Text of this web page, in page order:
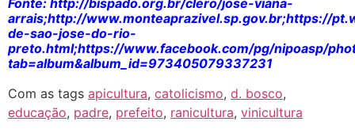
arrais;http://www.monteaprazivel.sp.gov.br;https://
de-sao-jose-do-rio-
preto.html;https://www.facebook.com/pg/nipoasp/
tab=album&album_id=973405079337231
Com as tags apicultura, catolicismo, d. bosco,
educação, padre, prefeito, ranicultura, vinicultura